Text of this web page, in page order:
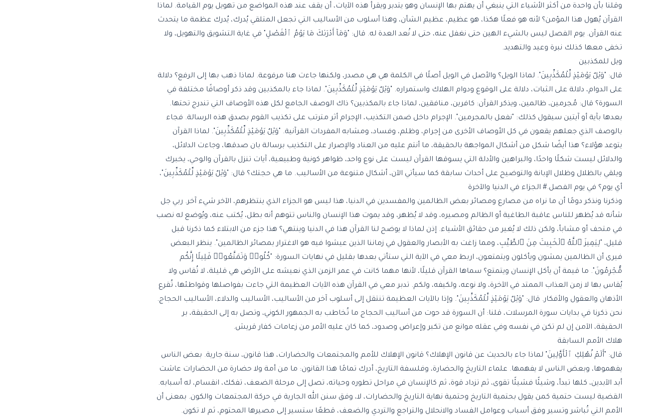
وقلنا بأن واحدة من أكثر الأشياء التي ينبغي أن يهتم بها الإنسان وهو يتدبر ويقرأ هذه الآيات، أن يقف عند هذه المواضع من تهويل يوم القيامة. لماذا
القرآن يُهول هذا المؤمن؟ لأنه هو فعلًا هكذا، هو عظيم، عظيم الشأن، وهذا أسلوب من الأساليب التي تجعل المتلقي يُدرك، يُدرك عظمة ما يتحدث
عنه القرآن. يوم الفصل ليس بالشيء الهين حتى نغفل عنه، حتى لا نُعد العدة له. قال: "وَمَآ أَدْرَىٰكَ مَا يَوْمُ ٱلْفَصْلِ" في غاية التشويق والتهويل، ولا
تخفى معها كذلك نبرة وعيد والتهديد.
ويل للمكذبين
قال: "وَيْلٌ يَوْمَئِذٍ لِّلْمُكَذِّبِينَ". لماذا الويل؟ والأصل في الويل أصلًا في الكلمة هي هي مصدر، ولكنها جاءت هنا مرفوعة. لماذا ذهب بها إلى الرفع؟ دلالة
على الدوام، دلالة على الثبات، دلالة على الوقوع ودوام الهلاك واستمراره. "وَيْلٌ يَوْمَئِذٍ لِّلْمُكَذِّبِينَ". لماذا جاء بالمكذبين وقد ذكر أوصافًا مختلفة في
السورة؟ قال: مُجرمين، ظالمين، ويذكر القرآن: كافرين، منافقين، لماذا جاء بالمكذبين؟ ذاك الوصف الجامع لكل هذه الأوصاف التي تندرج تحتها.
بعدها بآية أو آيتين سيقول كذلك: "نفعل بالمجرمين". الإجرام داخل ضمن التكذيب، الإجرام أثر مترتب على تكذيب القوم بصدق هذه الرسالة. فجاء
بالوصف الذي جعلهم يقعون في كل الأوصاف الأخرى من إجرام، وظلم، وفساد، ومشابه المفردات القرآنية. "وَيْلٌ يَوْمَئِذٍ لِّلْمُكَذِّبِينَ". لماذا القرآن
يتوعد هؤلاء؟ هذا أيضًا شكل من أشكال المواجهة بالحقيقة، ما أنتم عليه من العناد والإصرار على التكذيب برسالة بان صدقها، وجاءت الدلائل،
والدلائل ليست شكلًا واحدًا، والبراهين والأدلة التي يسوقها القرآن ليست على نوع واحد، ظواهر كونية وطبيعية، آيات تنزل بالقرآن والوحي، يخبرك
ويلقي بالظلال وظلال الإبانة والتوضيح على أحداث سابقة كما سيأتي الآن، أشكال متنوعة من الأساليب. ما هي حجتك؟ قال: "وَيْلٌ يَوْمَئِذٍ لِّلْمُكَذِّبِينَ"،
أي يوم؟ في يوم الفصل.# الجزاء في الدنيا والآخرة
وذكرنا ونذكر دومًا أن ما نراه من مصارع ومصائر بعض الظالمين والمفسدين في الدنيا، هذا ليس هو الجزاء الذي ينتظرهم، الآخر شيء آخر. ربي جل
شأنه قد يُظهر للناس عاقبة الطاغية أو الظالم ومصيره، وقد لا يُظهر، وقد يموت هذا الإنسان والناس تتوهم أنه بطل، يُكتب عنه، ويُوضع له نصب
في متحف أو مشابأ، ولكن ذلك لا يُغير من حقائق الأشياء. إذن لماذا لا يوضح لنا القرآن هذا في الدنيا وينتهي؟ هذا جزء من الابتلاء كما ذكرنا قبل
قليل، "لِيَمِيزَ ٱللَّهُ ٱلْخَبِيثَ مِنَ ٱلطَّيِّبِ، ومما زاغت به الأبصار والعقول في زماننا الذين عيشوا فيه هو الاغترار بمصائر الظالمين". ينظر البعض
فيرى أن الظالمين يمشون ويأكلون ويتمتعون، اربط معي في الآية التي ستأتي بعدها بقليل في نهايات السورة: " كُلُوا۟ وَتَمَتَّعُوا۟ قَلِيلًا إِنَّكُم
مُّجْرِمُونَ ". ما قيمة أن يأكل الإنسان ويتمتع؟ سماها القرآن قليلًا، لأنها مهما كانت في عمر الزمن الذي نعيشه على الأرض هي قليلة، لا تُقاس ولا
يُقاس بها لا زمن العذاب الممتد في الآخرة، ولا نوعه، ولكيفه، ولكم. تدبر معي في القرآن هذه الآيات العظيمة التي جاءت بفواصلها وقواطئها، تُقرع
الأذهان والعقول والأفكار. قال: "وَيْلٌ يَوْمَئِذٍ لِّلْمُكَذِّبِينَ". وإذا بالآيات العظيمة تنتقل إلى أسلوب آخر من الأساليب، الأساليب والدلاء، الأساليب الحجاج.
نحن ذكرنا في بدايات سورة المرسلات، قلنا: أن السورة قد حوت من أساليب الحجاج ما تُخاطب به الجمهور الكوني، وتصل به إلى الحقيقة، بر
الحقيقة، الآمن إن لم تكن في نفسه وفي عقله موانع من تكبر وإعراض وصدود، كما كان عليه الأمر من زعامات كفار قريش.
هلاك الأمم السابقة
قال: "أَلَمْ نُهْلِكِ ٱلْأَوَّلِينَ" لماذا جاء بالحديث عن قانون الإهلاك؟ قانون الإهلاك للأمم والمجتمعات والحضارات، هذا قانون، سنة جارية. بعض الناس
يفهموها، وبعض الناس لا يفهمها. علماء التاريخ والحضارة، وفلسفة التاريخ، أدرك تمامًا هذا القانون: ما من أمة ولا حضارة من الحضارات عاشت
أبد الآبدين، كلها تبدأ، وشيئًا فشيئًا تقوى، ثم تزداد قوة، ثم كالإنسان في مراحل تطوره وحياته، تصل إلى مرحلة الضعف، تفكك، انقسام، له أسبابه.
القضية ليست حتمية كمن يقول بحتمية التاريخ وحتمية نهاية التاريخ والحضارات، لا، وفق سنن الله الجارية في حركة المجتمعات والكون. بمعنى أن
الأمم التي تُباشر وتسير وفق أسباب وعوامل الفساد والانحلال والتراجع والتردي والضعف، قطعًا ستسير إلى مصيرها المحتوم، ثم لا تكون.